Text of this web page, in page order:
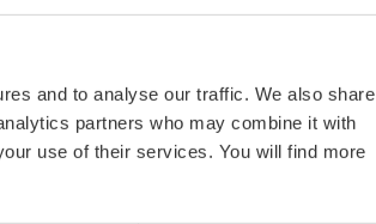
and to analyse our traffic. We also share
partners who may combine it with
use of their services. You will find more